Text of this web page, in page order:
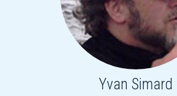
Yvan Simard